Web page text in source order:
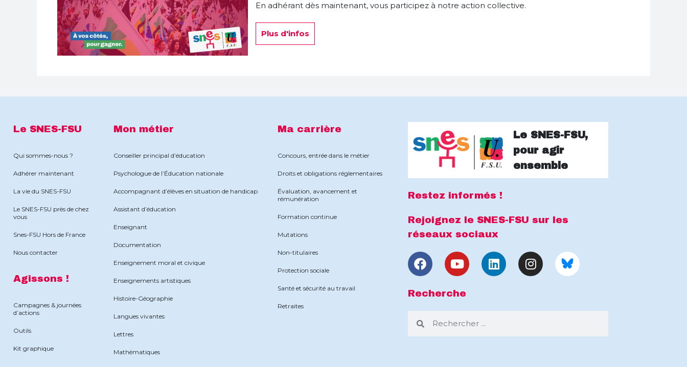
En adhérant dès maintenant, vous participez à notre action collective.
Plus d'infos
Le SNES-FSU
Qui sommes-nous ?
Adhérer maintenant
La vie du SNES-FSU
Le SNES-FSU près de chez
vous
Snes-FSU Hors de France
Nous contacter
Agissons !
Campagnes & journées
d’actions
Outils
Kit graphique
Mon métier
Conseiller principal d’éducation
Psychologue de l’Éducation nationale
Accompagnant d’élèves en situation de handicap
Assistant d’éducation
Enseignant
Documentation
Enseignement moral et civique
Enseignements artistiques
Histoire-Géographie
Langues vivantes
Lettres
Mathématiques
Ma carrière
Concours, entrée dans le métier
Droits et obligations réglementaires
Évaluation, avancement et
rémunération
Formation continue
Mutations
Non-titulaires
Protection sociale
Santé et sécurité au travail
Retraites
Le SNES-FSU,
pour agir
ensemble
Restez informés !
Rejoignez le SNES-FSU sur les
réseaux sociaux
Recherche